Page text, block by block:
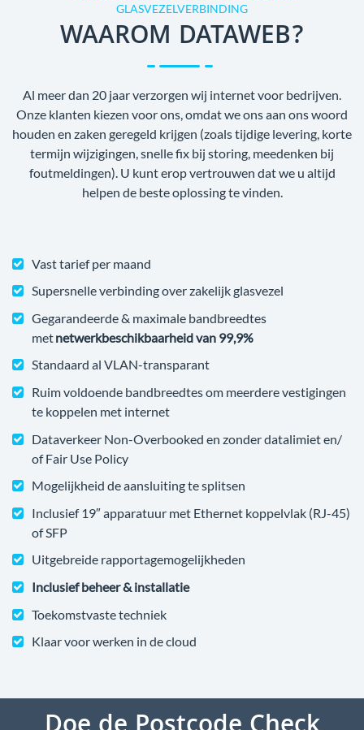
GLASVEZELVERBINDING
WAAROM DATAWEB?
Al meer dan 20 jaar verzorgen wij internet voor bedrijven.
Onze klanten kiezen voor ons, omdat we ons aan ons woord
houden en zaken geregeld krijgen (zoals tijdige levering, korte
termijn wijzigingen, snelle fix bij storing, meedenken bij
foutmeldingen). U kunt erop vertrouwen dat we u altijd
helpen de beste oplossing te vinden.
Vast tarief per maand
Supersnelle verbinding over zakelijk glasvezel
Gegarandeerde & maximale bandbreedtes
metnetwerkbeschikbaarheid van 99,9%
Standaard al VLAN-transparant
Ruim voldoende bandbreedtes om meerdere vestigingen
te koppelen met internet
Dataverkeer Non-Overbooked en zonder datalimiet en/
of Fair Use Policy
Mogelijkheid de aansluiting te splitsen
Inclusief 19″ apparatuur met Ethernet koppelvlak (RJ-45)
of SFP
Uitgebreide rapportagemogelijkheden
Inclusief beheer & installatie
Toekomstvaste techniek
Klaar voor werken in de cloud